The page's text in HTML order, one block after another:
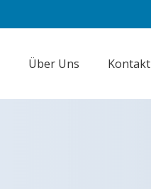
Über Uns Kontakt